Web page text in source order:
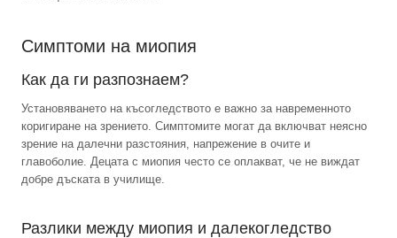
Симптоми на миопия
Как да ги разпознаем?
Установяването на късогледството е важно за навременното
коригиране на зрението. Симптомите могат да включват неясно
зрение на далечни разстояния, напрежение в очите и
главоболие. Децата с миопия често се оплакват, че не виждат
добре дъската в училище.
Разлики между миопия и далекогледство